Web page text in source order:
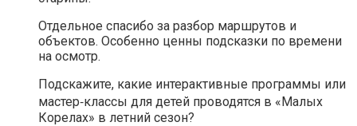
Отдельное спасибо за разбор маршрутов и
объектов. Особенно ценны подсказки по времени
на осмотр.
Подскажите, какие интерактивные программы или
мастер‑классы для детей проводятся в «Малых
Корелах» в летний сезон?